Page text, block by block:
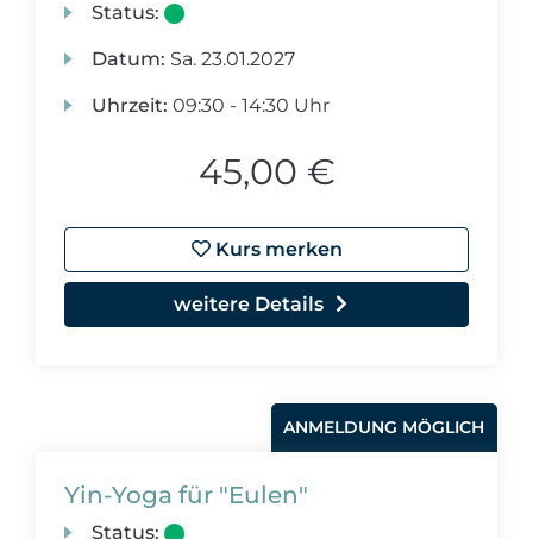
Status:
Datum: Sa. 23.01.2027
Uhrzeit: 09:30 - 14:30 Uhr
45,00 €
Kurs merken
weitere Details
ANMELDUNG MÖGLICH
Yin-Yoga für "Eulen"
Status: